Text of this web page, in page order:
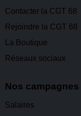
Contacter la CGT 68
Rejoindre la CGT 68
La Boutique
Réseaux sociaux
Nos campagnes
Salaires